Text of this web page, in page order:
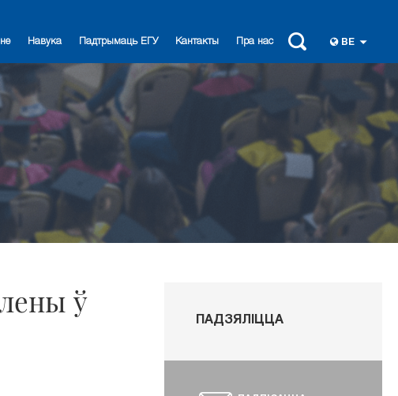
Навука Падтрымаць ЕГУ Кантакты Пра нас BE
ў
ПАДЗЯЛІЦЦА